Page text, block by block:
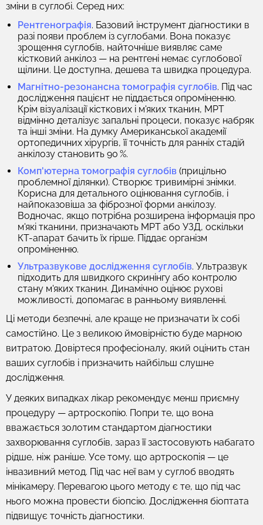
зміни в суглобі. Серед них:
Рентгенографія. Базовий інструмент діагностики в
разі появи проблем із суглобами. Вона показує
зрощення суглобів, найточніше виявляє саме
кістковий анкілоз — на рентгені немає суглобової
щілини. Це доступна, дешева та швидка процедура.
Магнітно-резонансна томографія суглобів. Під час
дослідження пацієнт не піддається опроміненню.
Крім візуалізації кісткових і м'яких тканин, МРТ
відмінно деталізує запальні процеси, показує набряк
та інші зміни. На думку Американської академії
ортопедичних хірургів, її точність для ранніх стадій
анкілозу становить 90 %.
Комп'ютерна томографія суглобів (прицільно
проблемної ділянки). Створює тривимірні знімки.
Корисна для детального оцінювання суглобів, і
найпоказовіша за фіброзної форми анкілозу.
Водночас, якщо потрібна розширена інформація про
м'які тканини, призначають МРТ або УЗД, оскільки
КТ-апарат бачить їх гірше. Піддає організм
опроміненню.
Ультразвукове дослідження суглобів. Ультразвук
підходить для швидкого скринінгу або контролю
стану м'яких тканин. Динамічно оцінює рухові
можливості, допомагає в ранньому виявленні.
Ці методи безпечні, але краще не призначати їх собі
самостійно. Це з великою ймовірністю буде марною
витратою. Довіртеся професіоналу, який оцінить стан
ваших суглобів і призначить найбільш слушне
дослідження.
У деяких випадках лікар рекомендує менш приємну
процедуру — артроскопію. Попри те, що вона
вважається золотим стандартом діагностики
захворювання суглобів, зараз її застосовують набагато
рідше, ніж раніше. Усе тому, що артроскопія — це
інвазивний метод. Під час неї вам у суглоб вводять
мінікамеру. Перевагою цього методу є те, що під час
нього можна провести біопсію. Дослідження біоптата
підвищує точність діагностики.